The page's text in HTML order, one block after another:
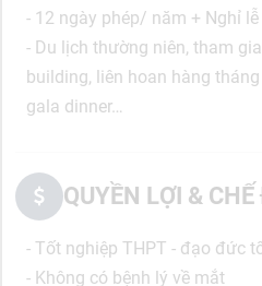
- 12 ngày phép/ năm + Nghỉ
- Du lịch thường niên, tham
building, liên hoan hàng
gala dinner…
QUYỀN LỢI & CHẾ
- Tốt nghiệp THPT - đạo đức
- Không có bệnh lý về mắt